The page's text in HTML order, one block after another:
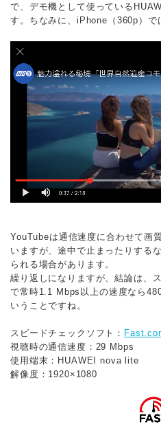
で、デモ機として使っている
す。ちなみに、iPhone（360p）で
YouTubeは通信速度に合わせて画
いますが、途中で止まったりする
られる場合があります。
繰り返しになりますが、結論は、
で常時1.1 Mbps以上の速度なら
いうことですね。
スピードチェックソフト：
視聴時の通信速度：29 Mbps
使用端末：HUAWEI nova lite
解像度：1920×1080